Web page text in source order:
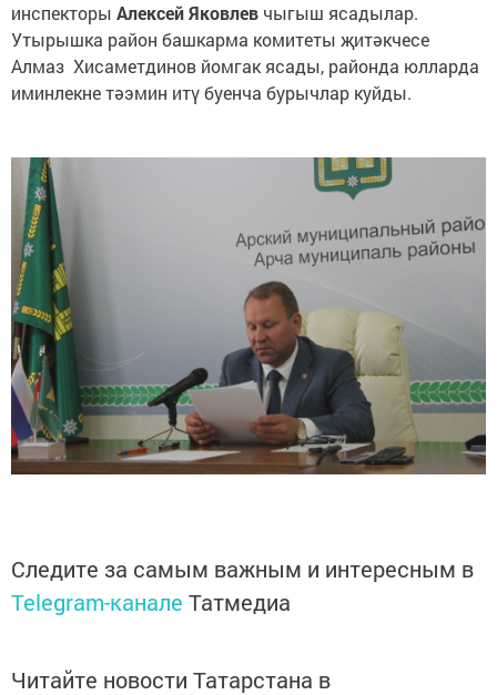
инспекторы Алексей Яковлев чыгыш ясадылар.
Утырышка район башкарма комитеты җитәкчесе
Алмаз Хисаметдинов йомгак ясады, районда юлларда
иминлекне тәэмин итү буенча бурычлар куйды.
Следите за самым важным и интересным в
Telegram-канале Татмедиа
Читайте новости Татарстана в